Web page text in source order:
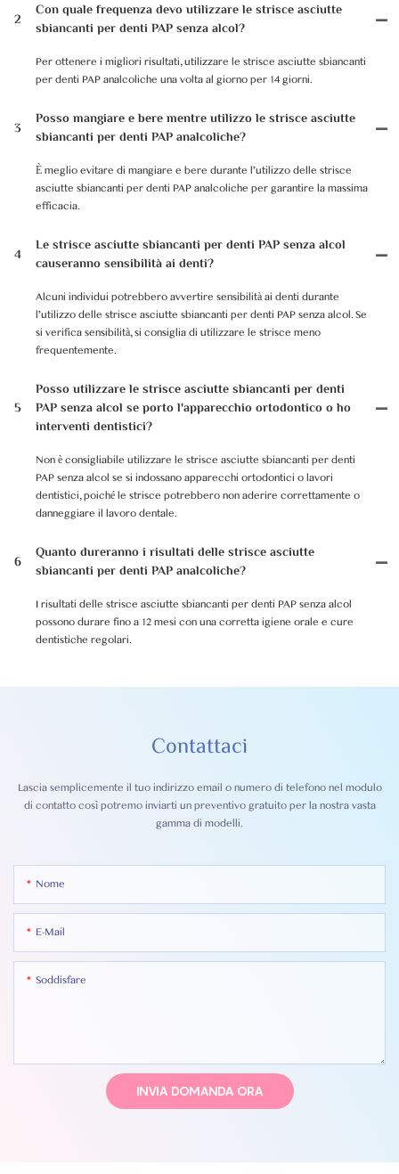
2
Con quale frequenza devo utilizzare le strisce asciutte
sbiancanti per denti PAP senza alcol?
Per ottenere i migliori risultati, utilizzare le strisce asciutte sbiancanti
per denti PAP analcoliche una volta al giorno per 14 giorni.
3
Posso mangiare e bere mentre utilizzo le strisce asciutte
sbiancanti per denti PAP analcoliche?
È meglio evitare di mangiare e bere durante l'utilizzo delle strisce
asciutte sbiancanti per denti PAP analcoliche per garantire la massima
efficacia.
4
Le strisce asciutte sbiancanti per denti PAP senza alcol
causeranno sensibilità ai denti?
Alcuni individui potrebbero avvertire sensibilità ai denti durante
l'utilizzo delle strisce asciutte sbiancanti per denti PAP senza alcol. Se
si verifica sensibilità, si consiglia di utilizzare le strisce meno
frequentemente.
5
Posso utilizzare le strisce asciutte sbiancanti per denti
PAP senza alcol se porto l'apparecchio ortodontico o ho
interventi dentistici?
Non è consigliabile utilizzare le strisce asciutte sbiancanti per denti
PAP senza alcol se si indossano apparecchi ortodontici o lavori
dentistici, poiché le strisce potrebbero non aderire correttamente o
danneggiare il lavoro dentale.
6
Quanto dureranno i risultati delle strisce asciutte
sbiancanti per denti PAP analcoliche?
I risultati delle strisce asciutte sbiancanti per denti PAP senza alcol
possono durare fino a 12 mesi con una corretta igiene orale e cure
dentistiche regolari.
Contattaci
Lascia semplicemente il tuo indirizzo email o numero di telefono nel modulo
di contatto così potremo inviarti un preventivo gratuito per la nostra vasta
gamma di modelli.
Nome
E-Mail
Soddisfare
INVIA DOMANDA ORA